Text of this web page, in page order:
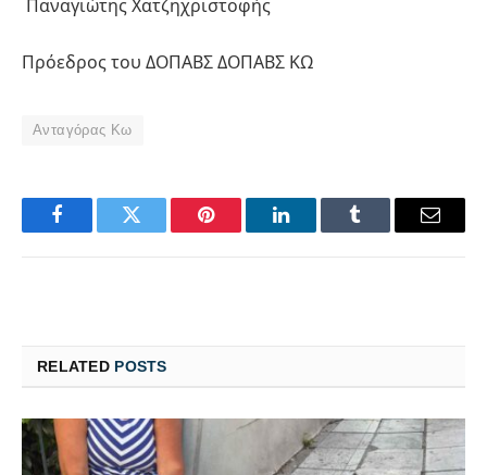
Παναγιώτης Χατζηχριστοφής
Πρόεδρος του ΔΟΠΑΒΣ ΔΟΠΑΒΣ ΚΩ
Ανταγόρας Κω
FacebookTwitter Pinterest LinkedInTumblr Email
RELATED POSTS